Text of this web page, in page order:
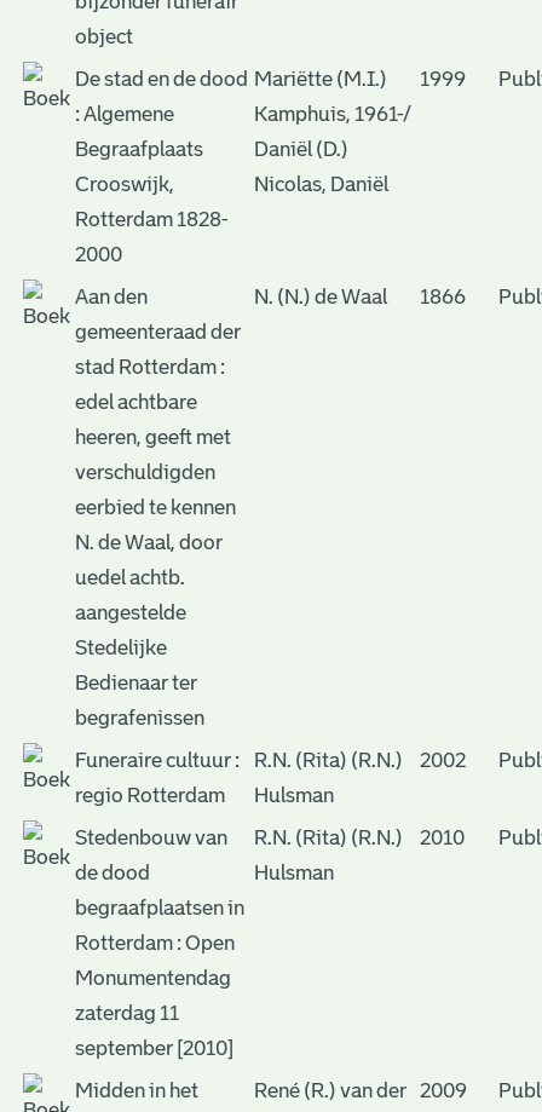
object
De stad en de dood
: Algemene
Begraafplaats
Crooswijk,
Rotterdam 1828-
2000
Mariëtte (M.I.)
Kamphuis, 1961-/
Daniël (D.)
Nicolas, Daniël
1999
Aan den
gemeenteraad der
stad Rotterdam :
edel achtbare
heeren, geeft met
verschuldigden
eerbied te kennen
N. de Waal, door
uedel achtb.
aangestelde
Stedelijke
Bedienaar ter
begrafenissen
N. (N.) de Waal 1866
Funeraire cultuur :
regio Rotterdam
R.N. (Rita) (R.N.)
Hulsman
2002
Stedenbouw van
de dood
begraafplaatsen in
Rotterdam : Open
Monumentendag
zaterdag 11
september [2010]
R.N. (Rita) (R.N.)
Hulsman
2010
Midden in het
René (R.) van der
2009